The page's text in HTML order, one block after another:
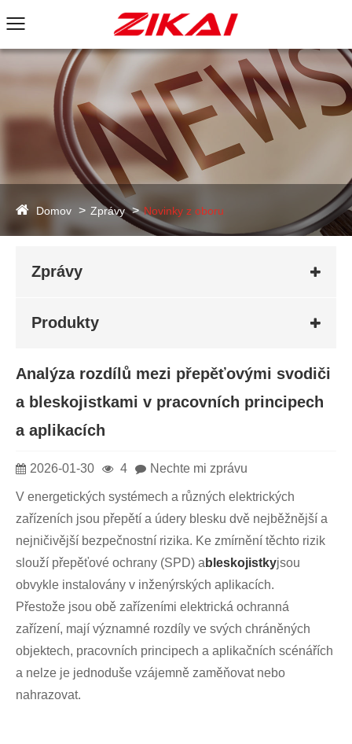
Domov Zprávy Novinky z oboru
Zprávy
Produkty
Analýza rozdílů mezi přepěťovými svodiči
a bleskojistkami v pracovních principech
a aplikacích
2026-01-30 4 Nechte mi zprávu
V energetických systémech a různých elektrických
zařízeních jsou přepětí a údery blesku dvě nejběžnější a
nejničivější bezpečnostní rizika. Ke zmírnění těchto rizik
slouží přepěťové ochrany (SPD) a bleskojistkyjsou
obvykle instalovány v inženýrských aplikacích.
Přestože jsou obě zařízeními elektrická ochranná
zařízení, mají významné rozdíly ve svých chráněných
objektech, pracovních principech a aplikačních scénářích
a nelze je jednoduše vzájemně zaměňovat nebo
nahrazovat.